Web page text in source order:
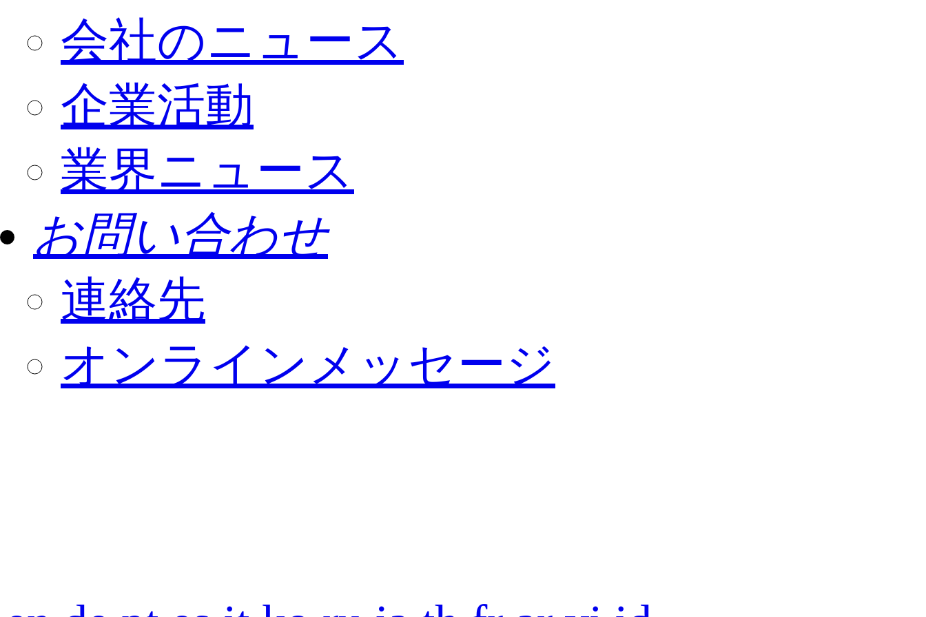
会社のニュース
企業活動
業界ニュース
お問い合わせ
連絡先
オンラインメッセージ